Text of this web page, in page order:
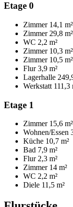
Etage 0
Zimmer 14,1 m²
Zimmer 29,8 m²
WC 2,2 m²
Zimmer 10,3 m²
Zimmer 10,5 m²
Flur3,9 m²
Lagerhalle
Werkstatt 111,3
Etage 1
Zimmer 15,6 m²
Wohnen/Essen
Küche 10,7 m²
Bad 7,9 m²
Flur 2,3 m²
Zimmer 14 m²
WC 2,2 m²
Diele 11,5 m²